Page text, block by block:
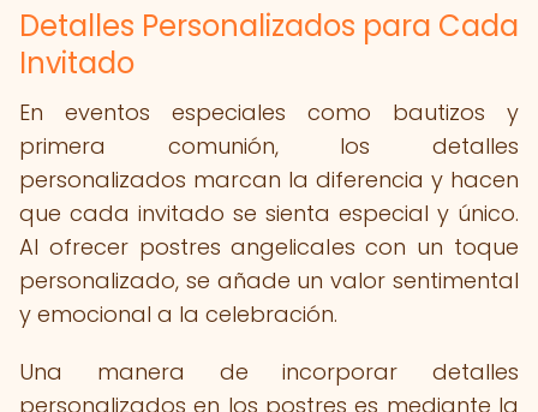
Detalles Personalizados para Cada
Invitado
En eventos especiales como bautizos y
primera comunión, los detalles
personalizados marcan la diferencia y hacen
que cada invitado se sienta especial y único.
Al ofrecer postres angelicales con un toque
personalizado, se añade un valor sentimental
y emocional a la celebración.
Una manera de incorporar detalles
personalizados en los postres es mediante la